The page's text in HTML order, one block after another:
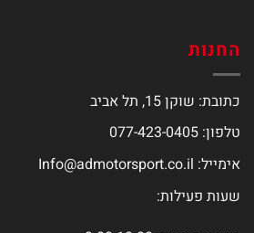
החנות
כתובת: שוקן 15, תל אביב
טלפון: 077-423-0405
אימייל: Info@admotorsport.co.il
שעות פעילות: